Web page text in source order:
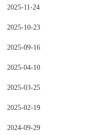
2025-11-24
2025-10-23
2025-09-16
2025-04-10
2025-03-25
2025-02-19
2024-09-29